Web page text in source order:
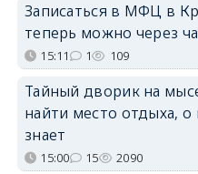
Записаться в МФЦ в
теперь можно через
15:11 1 109
Тайный дворик на
найти место отдыха,
знает
15:00 15 2090